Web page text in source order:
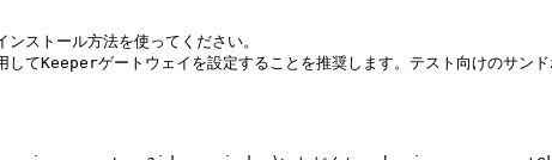
トール方法を使ってください。
ートウェイを設定することを推奨します。テスト向けのサンドボ